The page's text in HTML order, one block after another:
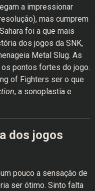
a impressionar
mas cumprem
foi a que mais
dos jogos da SNK,
Metal Slug. As
pontos fortes do jogo.
of Fighters ser o que
, a sonoplastia e
dos jogos
pouco a sensação de
ser ótimo. Sinto falta